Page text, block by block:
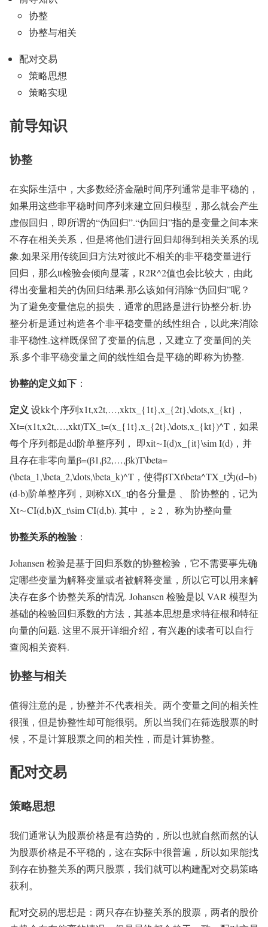
协整
协整与相关
配对交易
策略思想
策略实现
前导知识
协整
在实际生活中，大多数经济金融时间序列通常是非平稳的，
如果用这些非平稳时间序列来建立回归模型，那么就会产生
虚假回归，即所谓的“伪回归”.“伪回归”指的是变量之间本来
不存在相关关系，但是将他们进行回归却得到相关关系的现
象.如果采用传统回归方法对彼此不相关的非平稳变量进行
回归，那么tt检验会倾向显著，R2R^2值也会比较大，由此
得出变量相关的伪回归结果.那么该如何消除“伪回归”呢？
为了避免变量信息的损失，通常的思路是进行协整分析.协
整分析是通过构造各个非平稳变量的线性组合，以此来消除
非平稳性.这样既保留了变量的信息，又建立了变量间的关
系.多个非平稳变量之间的线性组合是平稳的即称为协整.
协整的定义如下 ：
定义 设kk个序列x1t,x2t,…,xktx_{1t},x_{2t},\dots,x_{kt}，
Xt=(x1t,x2t,…,xkt)TX_t=(x_{1t},x_{2t},\dots,x_{kt})^T，如果
每个序列都是dd阶单整序列， 即xit∼I(d)x_{it}\sim I(d)，并
且存在非零向量β=(β1,β2,…,βk)T\beta=
(\beta_1,\beta_2,\dots,\beta_k)^T，使得βTXt\beta^TX_t为(d−b)
(d-b)阶单整序列，则称XtX_t的各分量是 、 阶协整的，记为
Xt∼CI(d,b)X_t\sim CI(d,b). 其中， ≥ 2， 称为协整向量
协整关系的检验 ：
Johansen 检验是基于回归系数的协整检验，它不需要事先确
定哪些变量为解释变量或者被解释变量，所以它可以用来解
决存在多个协整关系的情况. Johansen 检验是以 VAR 模型为
基础的检验回归系数的方法，其基本思想是求特征根和特征
向量的问题. 这里不展开详细介绍，有兴趣的读者可以自行
查阅相关资料.
协整与相关
值得注意的是，协整并不代表相关。两个变量之间的相关性
很强，但是协整性却可能很弱。所以当我们在筛选股票的时
候，不是计算股票之间的相关性，而是计算协整。
配对交易
策略思想
我们通常认为股票价格是有趋势的，所以也就自然而然的认
为股票价格是不平稳的，这在实际中很普遍，所以如果能找
到存在协整关系的两只股票，我们就可以构建配对交易策略
获利。
配对交易的思想是：两只存在协整关系的股票，两者的股价